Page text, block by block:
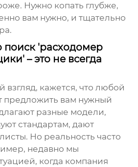
Нужно копать глубже,
вам нужно, и тщательно
поиск 'расходомер
– это не всегда
взгляд, кажется, что любой
предложить вам нужный
разные модели,
стандартам, дают
Но реальность часто
недавно мы
когда компания